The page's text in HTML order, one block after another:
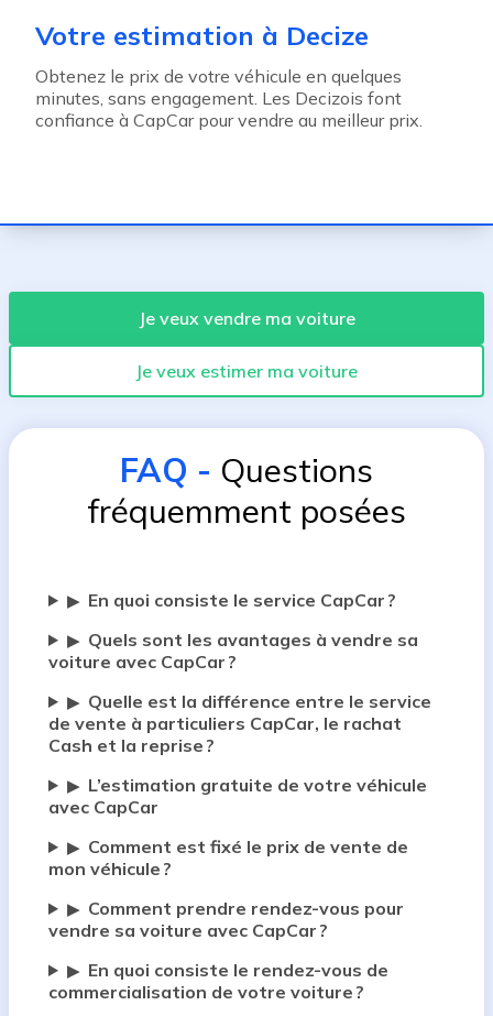
Votre estimation à Decize
Obtenez le prix de votre véhicule en quelques
minutes, sans engagement. Les Decizois font
confiance à CapCar pour vendre au meilleur prix.
Je veux vendre ma voiture
Je veux estimer ma voiture
FAQ - Questions
fréquemment posées
▶ En quoi consiste le service CapCar ?
▶ Quels sont les avantages à vendre sa
voiture avec CapCar ?
▶ Quelle est la différence entre le service
de vente à particuliers CapCar, le rachat
Cash et la reprise ?
▶ L’estimation gratuite de votre véhicule
avec CapCar
▶ Comment est fixé le prix de vente de
mon véhicule ?
▶ Comment prendre rendez-vous pour
vendre sa voiture avec CapCar ?
▶ En quoi consiste le rendez-vous de
commercialisation de votre voiture ?